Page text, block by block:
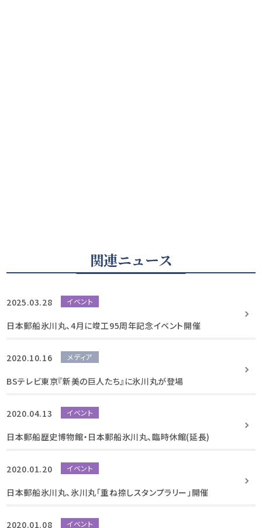
関連ニュース
2025.03.28 イベント
日本郵船氷川丸、4月に竣工95周年記念イベント開催
2020.10.16 メディア
BSテレビ東京『新美の巨人たち』に氷川丸が登場
2020.04.13 イベント
日本郵船歴史博物館・日本郵船氷川丸、臨時休館(延長)
2020.01.20 イベント
日本郵船氷川丸、氷川丸「重ね捺しスタンプラリー」開催
2020.01.08 イベント